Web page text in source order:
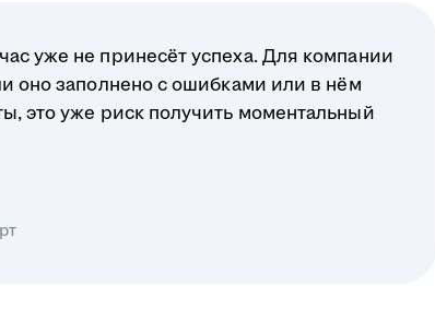
уже не принесёт успеха. Для компании
оно заполнено с ошибками или в нём
это уже риск получить моментальный